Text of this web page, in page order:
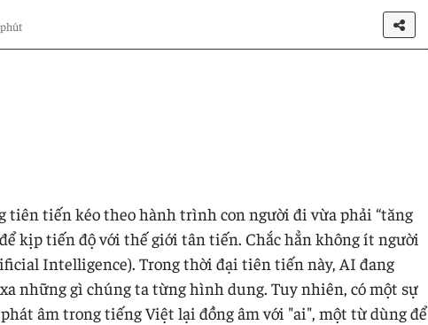
tiên tiến kéo theo hành trình con người đi vừa phải “tăng
kịp tiến độ với thế giới tân tiến. Chắc hẳn không ít người
Intelligence). Trong thời đại tiên tiến này, AI đang
những gì chúng ta từng hình dung. Tuy nhiên, có một sự
âm trong tiếng Việt lại đồng âm với "ai", một từ dùng để